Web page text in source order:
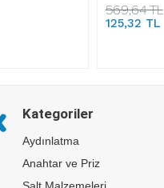
569,64 TL
125,32 TL
Kategoriler
Aydınlatma
Anahtar ve Priz
Şalt Malzemeleri